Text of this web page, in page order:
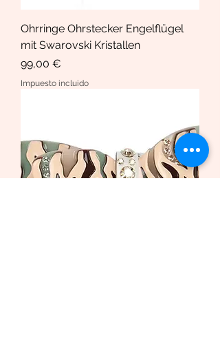
Ohrringe Ohrstecker Engelflügel
mit Swarovski Kristallen
Precio
99,00 €
Impuesto incluido